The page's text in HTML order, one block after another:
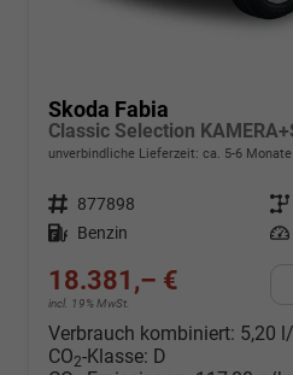
Skoda Fabia
unverbindliche Lieferzeit: ca. 5-6 Monate
Fahrzeugnr. 877898 Getriebe
Kraftstoff Benzin Leistung
18.381,– €
incl. 19% MwSt.
Verbrauch kombiniert: 5,20
CO2-Klasse: D